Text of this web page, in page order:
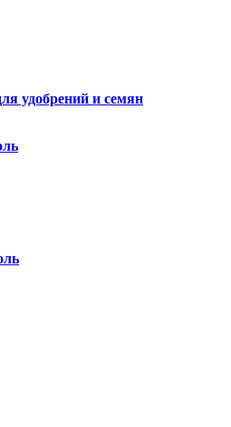
удобрений и семян